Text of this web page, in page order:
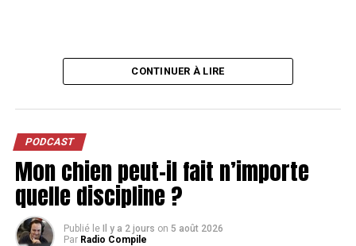
CONTINUER À LIRE
PODCAST
Mon chien peut-il fait n’importe
quelle discipline ?
Publié le Il y a 2 jours on 5 août 2026
Par Radio Compile